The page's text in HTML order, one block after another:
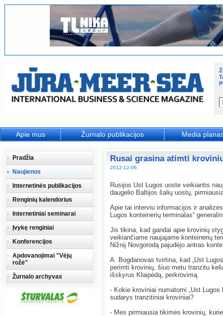
Rusai grasina atimti
2012-12-06
Rusijos Ust Lugos uoste veikiantis
daugelio Baltijos šalių uostų,
Apie tai interviu informacijos ir
Lugos konteinerių terminalas“
Jis tikina, kad gandai apie krovinių
veikiančiame naujajame konteinerių
Nižnij Novgorodą pajudėjo antras
A. Bogdanovas tvirtina, kad „Ust
perimti krovinių, šiuo metu tranzitu
išskyrus Klaipėdą, perkrovimą.
- Kokie kroviniai numatomi „Ust
sudarys tranzitiniai kroviniai?
- Mes pirmiausia tikimės krovinių,
Pradžia
Naujienos
Internetinės publikacijos
Renginių kalendorius
Internetiniai seminarai
Įvykę renginiai
Konferencijos
Apdovanojimai "Vėjų
rožė"
Žurnalo archyvas
Apie mus Žurnalo publikacijos Media